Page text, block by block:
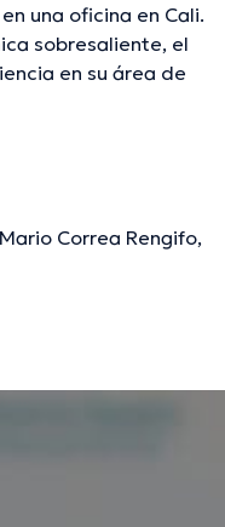
una oficina en Cali.
sobresaliente, el
en su área de
ha participado
de especialización y
es el idioma
de la salud.
Correa Rengifo,